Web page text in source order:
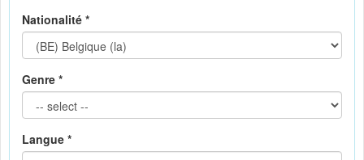
Nationalité *
Genre *
Langue *